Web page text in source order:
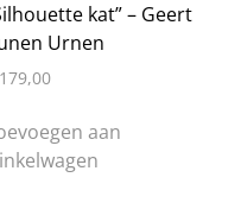
kat” – Geert
Urnen
179,00
aan